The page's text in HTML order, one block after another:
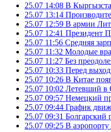
25.07 14:08 В
25.07 13:14
25.07 12:59 В армии
25.07 12:41 Президент
25.07 11:56 Средняя
25.07 11:32 Молодые
25.07 11:27 Без
25.07 10:33 Перед
25.07 10:26 В Китае
25.07 10:02 Летевший в
25.07 09:57 Немецкий
25.07 09:44 График
25.07 09:31 Болгарский
25.07 09:25 В